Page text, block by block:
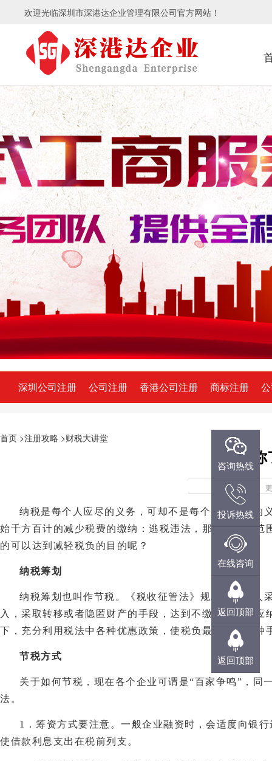
欢迎光临深圳市深港达企业管理有限公司官方网站！
深圳公司注册 公司注册 香港公司注册 商标注册
首页 >注册攻略 >财税大讲堂
带你
纳税是每个人应尽的义务，可却不是每个人都想尽的
始千方百计的减少税费的缴纳：逃税违法，那就在法律
的可以达到减轻税负的目的呢？
纳税筹划
纳税筹划也叫作节税。《税收征管法》规定，纳税人
入，采取转移或者隐匿财产的手段，达到不缴或者少缴
下，充分利用税法中各种优惠政策，使税负最小化的一种
节税方式
关于如何节税，现在各个企业可谓是“百家争鸣”，
法。
1．筹资方式要注意。一般企业融资时，会适度向银
使借款利息支出在税前列支。
微信咨询
QQ咨询
投诉热线
在线咨询
返回顶部
咨询热线
投诉热线
在线咨询
返回顶部